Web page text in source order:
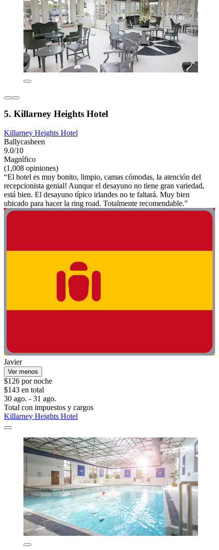
5. Killarney Heights Hotel
Killarney Heights Hotel
Ballycasheen
9.0/10
Magnífico
(1,008 opiniones)
“El hotel es muy bonito, limpio, camas cómodas, la atención del
recepcionista genial! Aunque el desayuno no tiene gran variedad,
está bien. El desayuno típico irlandes no te faltará. Muy bien
ubicado para hacer la ring road. Totalmente recomendable.”
Javier
Ver menos
$126 por noche
$143 en total
30 ago. - 31 ago.
Total con impuestos y cargos
Killarney Heights Hotel